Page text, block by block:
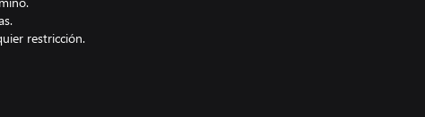
restricción.